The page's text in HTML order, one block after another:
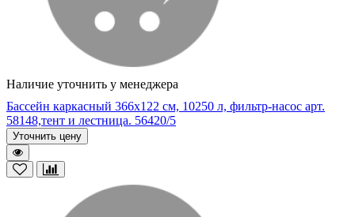
Наличие уточнить у менеджера
Бассейн каркасный 366х122 см, 10250 л, фильтр-насос арт.
58148,тент и лестница. 56420/5
Уточнить цену